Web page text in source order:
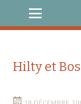
MENU
WIDGETS
RECHERCHE
Hilty et